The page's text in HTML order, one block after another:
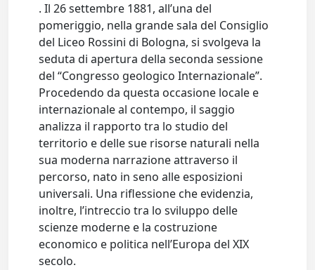
. Il 26 settembre 1881, all’una del
pomeriggio, nella grande sala del Consiglio
del Liceo Rossini di Bologna, si svolgeva la
seduta di apertura della seconda sessione
del “Congresso geologico Internazionale”.
Procedendo da questa occasione locale e
internazionale al contempo, il saggio
analizza il rapporto tra lo studio del
territorio e delle sue risorse naturali nella
sua moderna narrazione attraverso il
percorso, nato in seno alle esposizioni
universali. Una riflessione che evidenzia,
inoltre, l’intreccio tra lo sviluppo delle
scienze moderne e la costruzione
economico e politica nell’Europa del XIX
secolo.